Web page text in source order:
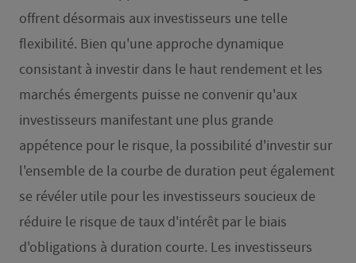
offrent désormais aux investisseurs une telle
flexibilité. Bien qu'une approche dynamique
consistant à investir dans le haut rendement et les
marchés émergents puisse ne convenir qu'aux
investisseurs manifestant une plus grande
appétence pour le risque, la possibilité d'investir sur
l'ensemble de la courbe de duration peut également
se révéler utile pour les investisseurs soucieux de
réduire le risque de taux d'intérêt par le biais
d'obligations à duration courte. Les investisseurs